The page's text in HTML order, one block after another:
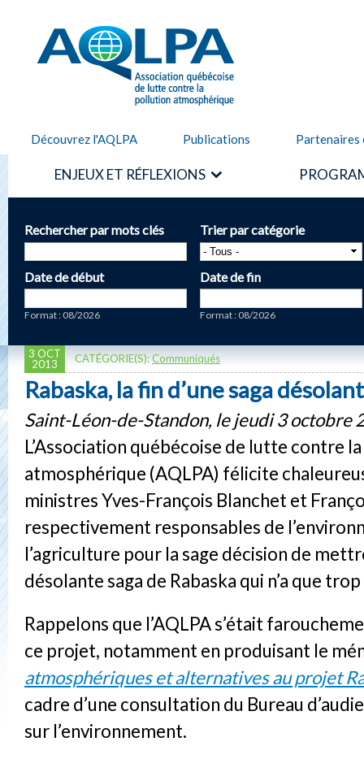
AQLPA
Découvrez l'AQLPA Publications Partenaires
ENJEUX ET RÉFLEXIONS
Rechercher par mots clés Trier par catégorie
Date de début
Format : 08/2026
Date de fin
Format : 08/2026
3 OCT
2013
CATÉGORIE(S):Communiqués
Rabaska, la fin d’une saga
Saint-Léon-de-Standon, le jeudi 3 octobre
L’Association québécoise de lutte contre
atmosphérique (AQLPA) félicite
ministres Yves-François Blanchet et
respectivement responsables de
l’agriculture pour la sage décision de
désolante saga de Rabaska qui n’a que
Rappelons que l’AQLPA s’était
ce projet, notamment en produisant le
atmosphériques et alternatives au projet
cadre d’une consultation du Bureau
sur l’environnement.